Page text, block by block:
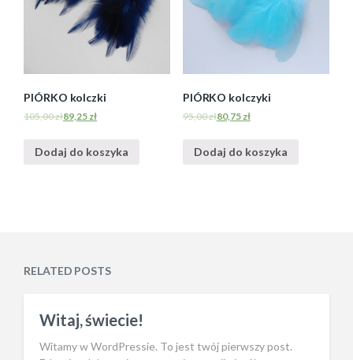
PIÓRKO kolczki
105,00zł89,25 zł
Dodaj do koszyka
PIÓRKO kolczyki
95,00zł80,75 zł
Dodaj do koszyka
RELATED POSTS
Witaj, świecie!
Witamy w WordPressie. To jest twój pierwszy post.